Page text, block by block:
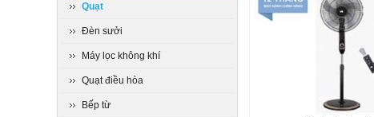
Quạt
Đèn sưởi
Máy lọc không khí
Quạt điều hòa
Bếp từ